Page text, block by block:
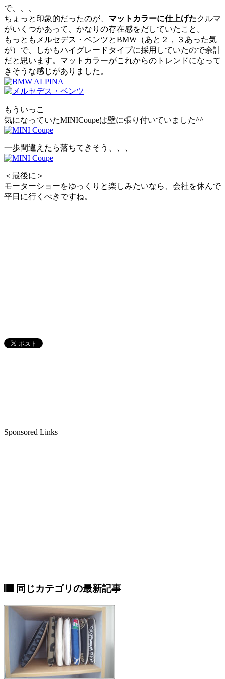
で、、、
ちょっと印象的だったのが、 マットカラーに仕上げたクルマ
がいくつかあって、かなりの存在感をだしていたこと。
もっともメルセデス・ベンツとBMW（あと２，３あった気
が）で、しかもハイグレードタイプに採用していたので余計
だと思います。マットカラーがこれからのトレンドになって
きそうな感じがありました。
もういっこ
気になっていたMINICoupeは壁に張り付いていました^^
一歩間違えたら落ちてきそう、、、
＜最後に＞
モーターショーをゆっくりと楽しみたいなら、会社を休んで
平日に行くべきですね。
Sponsored Links
同じカテゴリの最新記事